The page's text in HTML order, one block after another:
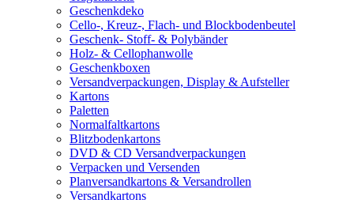
Geschenkdeko
Cello-, Kreuz-, Flach- und Blockbodenbeutel
Geschenk- Stoff- & Polybänder
Holz- & Cellophanwolle
Geschenkboxen
Versandverpackungen, Display & Aufsteller
Kartons
Paletten
Normalfaltkartons
Blitzbodenkartons
DVD & CD Versandverpackungen
Verpacken und Versenden
Planversandkartons & Versandrollen
Versandkartons